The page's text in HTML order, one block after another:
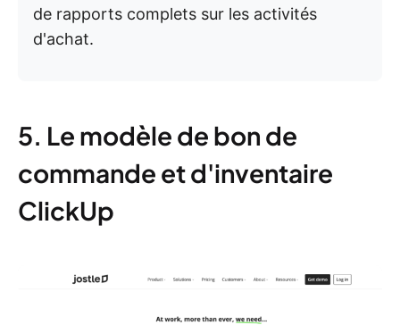
de rapports complets sur les activités
d'achat.
5. Le modèle de bon de
commande et d'inventaire
ClickUp